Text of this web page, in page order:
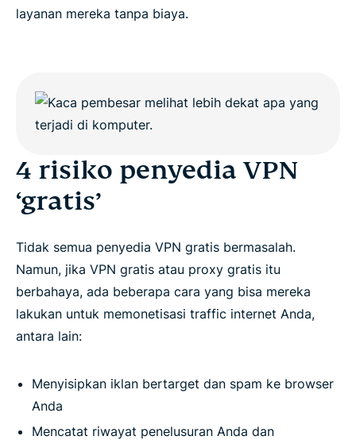
layanan mereka tanpa biaya.
4 risiko penyedia VPN
‘gratis’
Tidak semua penyedia VPN gratis bermasalah.
Namun, jika VPN gratis atau proxy gratis itu
berbahaya, ada beberapa cara yang bisa mereka
lakukan untuk memonetisasi traffic internet Anda,
antara lain:
Menyisipkan iklan bertarget dan spam ke browser
Anda
Mencatat riwayat penelusuran Anda dan